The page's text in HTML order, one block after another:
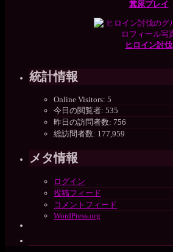
糞尿プレイ
ヒロイン討伐
統計情報
Online Visitors: 5
今日の閲覧者: 535
昨日の訪問者数: 756
総訪問者数: 177,959
メタ情報
ログイン
投稿フィード
コメントフィード
WordPress.org